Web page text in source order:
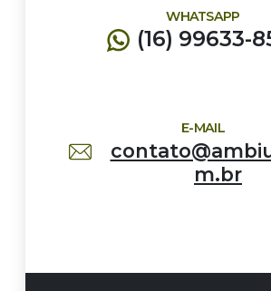
WHATSAPP
(16) 99633-
E-MAIL
m.br